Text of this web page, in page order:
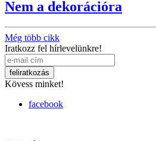
Nem a dekorációra
Még több cikk
Iratkozz fel hírlevelünkre!
Kövess minket!
facebook